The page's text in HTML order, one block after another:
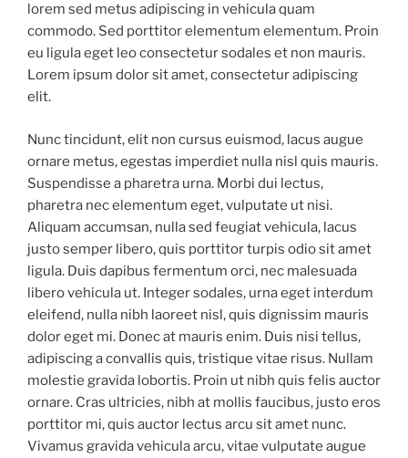
lorem sed metus adipiscing in vehicula quam
commodo. Sed porttitor elementum elementum. Proin
eu ligula eget leo consectetur sodales et non mauris.
Lorem ipsum dolor sit amet, consectetur adipiscing
elit.
Nunc tincidunt, elit non cursus euismod, lacus augue
ornare metus, egestas imperdiet nulla nisl quis mauris.
Suspendisse a pharetra urna. Morbi dui lectus,
pharetra nec elementum eget, vulputate ut nisi.
Aliquam accumsan, nulla sed feugiat vehicula, lacus
justo semper libero, quis porttitor turpis odio sit amet
ligula. Duis dapibus fermentum orci, nec malesuada
libero vehicula ut. Integer sodales, urna eget interdum
eleifend, nulla nibh laoreet nisl, quis dignissim mauris
dolor eget mi. Donec at mauris enim. Duis nisi tellus,
adipiscing a convallis quis, tristique vitae risus. Nullam
molestie gravida lobortis. Proin ut nibh quis felis auctor
ornare. Cras ultricies, nibh at mollis faucibus, justo eros
porttitor mi, quis auctor lectus arcu sit amet nunc.
Vivamus gravida vehicula arcu, vitae vulputate augue